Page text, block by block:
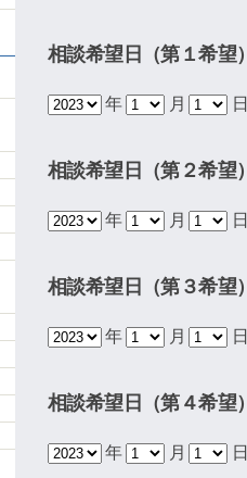
相談希望日（第１希望）
年 月 日
相談希望日（第２希望）
年 月 日
相談希望日（第３希望）
年 月 日
相談希望日（第４希望）
年 月 日